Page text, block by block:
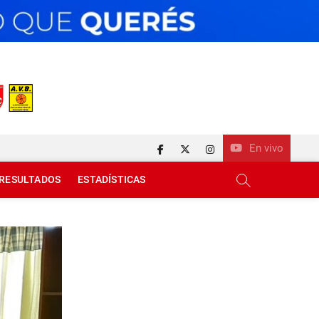
En vivo
facebook
twitterinstagram
RESULTADOS ESTADÍSTICAS